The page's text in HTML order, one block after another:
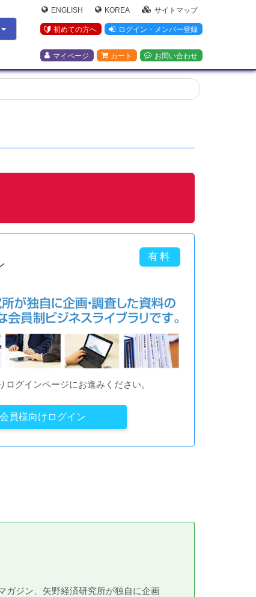
ENGLISH KOREA サイトマップ
初めての方へ ログイン・メンバー登録
マイページ カート お問い合わせ
ログインページにお進みください。
員様向けログイン
ガジン、矢野経済研究所が独自に企画